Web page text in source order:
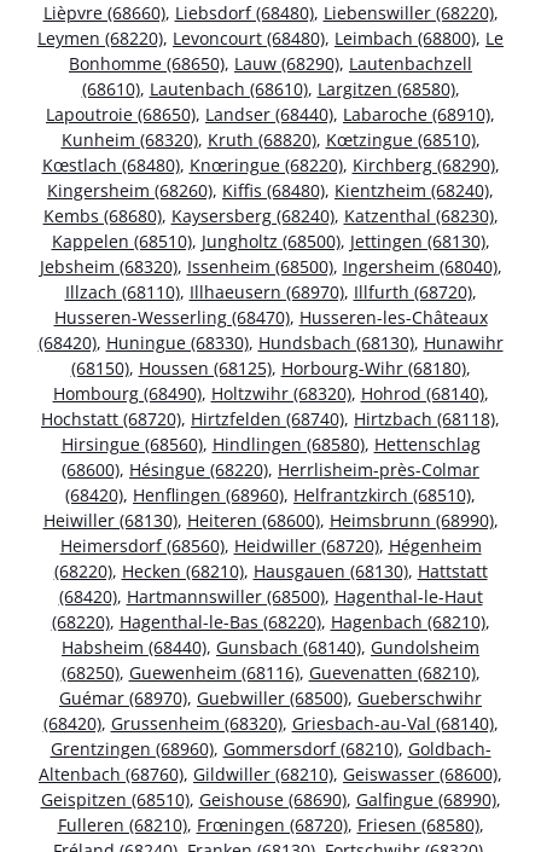
Lièpvre (68660), Liebsdorf (68480), Liebenswiller (68220),
Leymen (68220), Levoncourt (68480), Leimbach (68800), Le
Bonhomme (68650), Lauw (68290), Lautenbachzell
(68610), Lautenbach (68610), Largitzen (68580),
Lapoutroie (68650), Landser (68440), Labaroche (68910),
Kunheim (68320), Kruth (68820), Kœtzingue (68510),
Kœstlach (68480), Knœringue (68220), Kirchberg (68290),
Kingersheim (68260), Kiffis (68480), Kientzheim (68240),
Kembs (68680), Kaysersberg (68240), Katzenthal (68230),
Kappelen (68510), Jungholtz (68500), Jettingen (68130),
Jebsheim (68320), Issenheim (68500), Ingersheim (68040),
Illzach (68110), Illhaeusern (68970), Illfurth (68720),
Husseren-Wesserling (68470), Husseren-les-Châteaux
(68420), Huningue (68330), Hundsbach (68130), Hunawihr
(68150), Houssen (68125), Horbourg-Wihr (68180),
Hombourg (68490), Holtzwihr (68320), Hohrod (68140),
Hochstatt (68720), Hirtzfelden (68740), Hirtzbach (68118),
Hirsingue (68560), Hindlingen (68580), Hettenschlag
(68600), Hésingue (68220), Herrlisheim-près-Colmar
(68420), Henflingen (68960), Helfrantzkirch (68510),
Heiwiller (68130), Heiteren (68600), Heimsbrunn (68990),
Heimersdorf (68560), Heidwiller (68720), Hégenheim
(68220), Hecken (68210), Hausgauen (68130), Hattstatt
(68420), Hartmannswiller (68500), Hagenthal-le-Haut
(68220), Hagenthal-le-Bas (68220), Hagenbach (68210),
Habsheim (68440), Gunsbach (68140), Gundolsheim
(68250), Guewenheim (68116), Guevenatten (68210),
Guémar (68970), Guebwiller (68500), Gueberschwihr
(68420), Grussenheim (68320), Griesbach-au-Val (68140),
Grentzingen (68960), Gommersdorf (68210), Goldbach-
Altenbach (68760), Gildwiller (68210), Geiswasser (68600),
Geispitzen (68510), Geishouse (68690), Galfingue (68990),
Fulleren (68210), Frœningen (68720), Friesen (68580),